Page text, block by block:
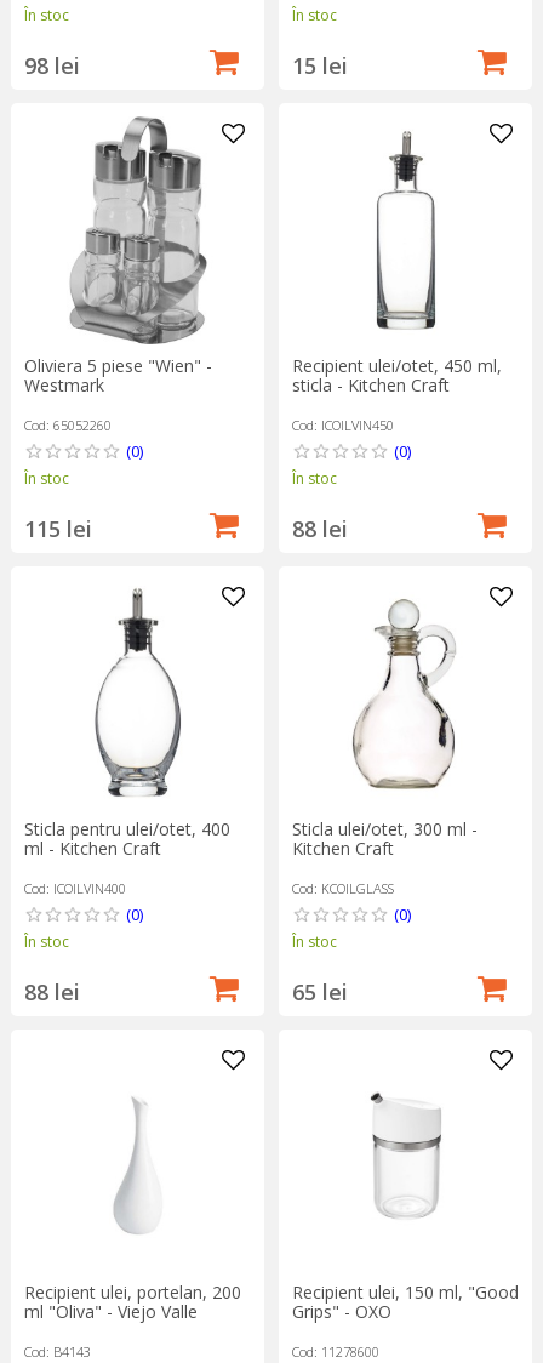
În stoc
98 lei
În stoc
15 lei
Oliviera 5 piese "Wien" -
Westmark
Cod: 65052260
(0)
În stoc
115 lei
Recipient ulei/otet, 450 ml,
sticla - Kitchen Craft
Cod: ICOILVIN450
(0)
În stoc
88 lei
Sticla pentru ulei/otet, 400
ml - Kitchen Craft
Cod: ICOILVIN400
(0)
În stoc
88 lei
Sticla ulei/otet, 300 ml -
Kitchen Craft
Cod: KCOILGLASS
(0)
În stoc
65 lei
Recipient ulei, portelan, 200
ml "Oliva" - Viejo Valle
Cod: B4143
Recipient ulei, 150 ml, "Good
Grips" - OXO
Cod: 11278600